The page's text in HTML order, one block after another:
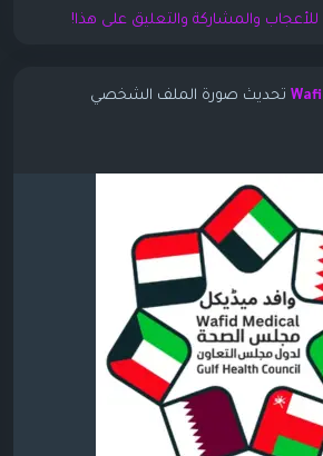
والمشاركة والتعليق على هذا!
تحديث صورة الملف الشخصي